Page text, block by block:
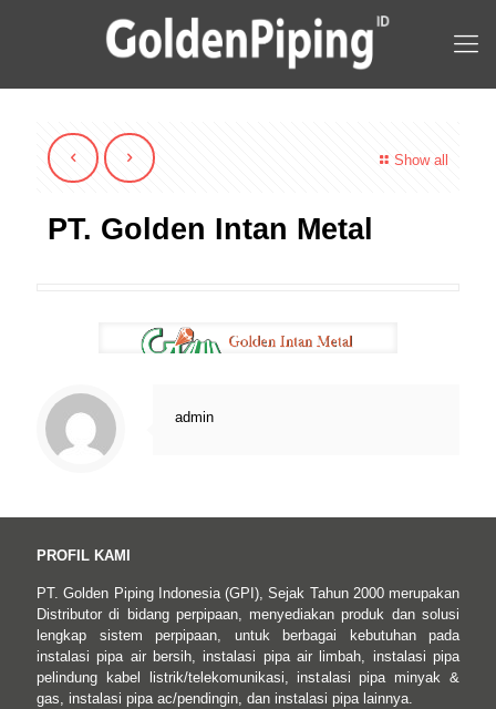
Show all
PT. Golden Intan Metal
admin
PROFIL KAMI
PT. Golden Piping Indonesia (GPI), Sejak Tahun 2000 merupakan
Distributor di bidang perpipaan, menyediakan produk dan solusi
lengkap sistem perpipaan, untuk berbagai kebutuhan pada
instalasi pipa air bersih, instalasi pipa air limbah, instalasi pipa
pelindung kabel listrik/telekomunikasi, instalasi pipa minyak &
gas, instalasi pipa ac/pendingin, dan instalasi pipa lainnya.